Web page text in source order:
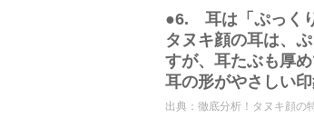
●6. 耳は「ぷっくり
タヌキ顔の耳は、
すが、耳たぶも厚
耳の形がやさしい
出典： 徹底分析！タヌキ顔の